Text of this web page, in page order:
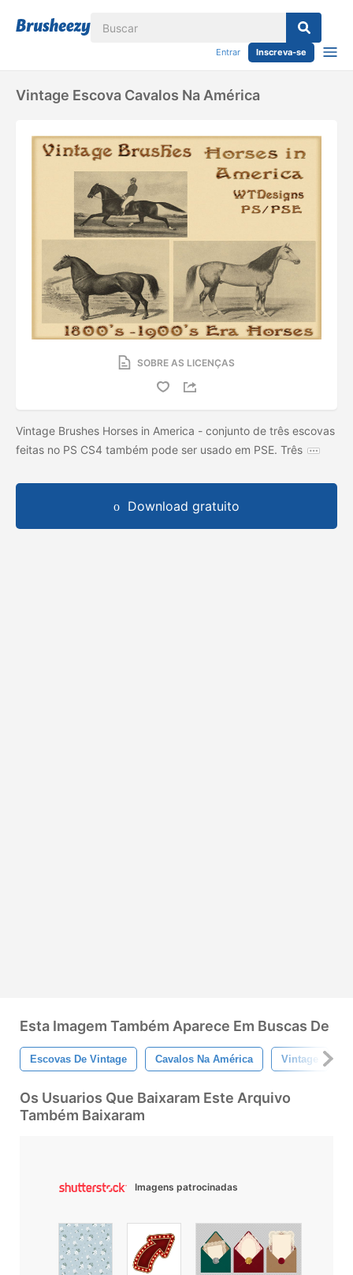
Entrar Inscreva-se
Vintage Escova Cavalos Na América
SOBRE AS LICENÇAS
Vintage Brushes Horses in America - conjunto de três escovas
feitas no PS CS4 também pode ser usado em PSE. Três
Download gratuito
Esta Imagem Também Aparece Em Buscas De
Escovas De Vintage Cavalos Na América Vintage
Os Usuarios Que Baixaram Este Arquivo
Também Baixaram
Imagens patrocinadas